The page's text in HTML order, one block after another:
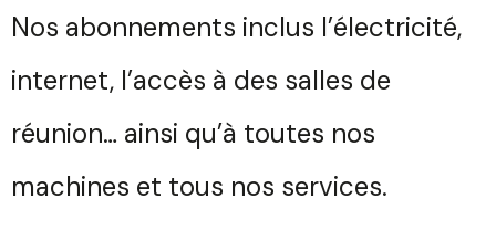
Nos abonnements inclus l’électricité,
internet, l’accès à des salles de
réunion… ainsi qu’à toutes nos
machines et tous nos services.